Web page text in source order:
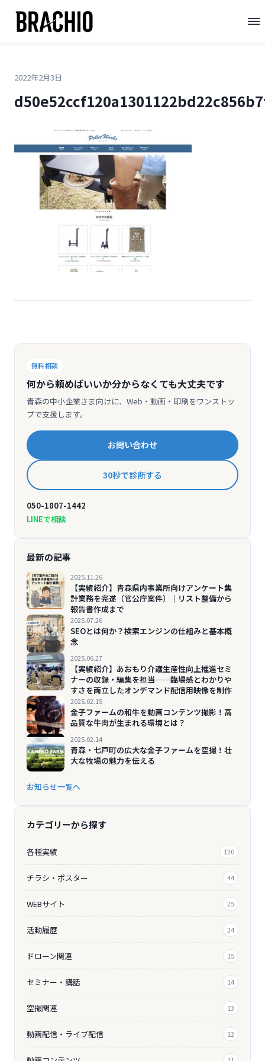
テ
TOP >> d50e52ccf120a1301122bd22c856b7f7
2022年2月3日
無料相談
何から頼めばいいか分からなくても大丈夫です
青森の中小企業さま向けに、Web・動画・印刷をワンストッ
プで支援します。
お問い合わせ
30秒で診断する
050-1807-1442
LINEで相談
最新の記事
2025.11.26
【実績紹介】青森県内事業所向けアンケート集
計業務を完遂（官公庁案件）｜リスト整備から
報告書作成まで
2025.07.26
SEOとは何か？検索エンジンの仕組みと基本概
念
2025.06.27
【実績紹介】あおもり介護生産性向上推進セミ
ナーの収録・編集を担当──臨場感とわかりや
すさを両立したオンデマンド配信用映像を制作
2025.02.15
金子ファームの和牛を動画コンテンツ撮影！高
品質な牛肉が生まれる環境とは？
2025.02.14
青森・七戸町の広大な金子ファームを空撮！壮
大な牧場の魅力を伝える
お知らせ一覧へ
カテゴリーから探す
各種実績 120
チラシ・ポスター 44
WEBサイト 25
活動履歴 24
ドローン関連 15
セミナー・講話 14
空撮関連 13
動画配信・ライブ配信 12